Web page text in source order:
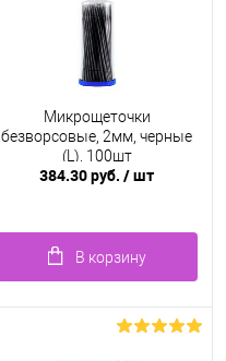
Микрощеточки
безворсовые, 2мм, черные
(L), 100шт
384.30 руб./ шт
В корзину